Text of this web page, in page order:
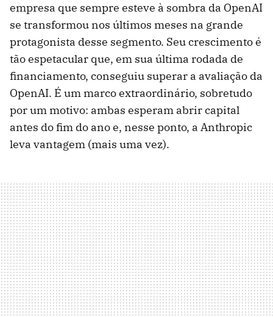
empresa que sempre esteve à sombra da OpenAI
se transformou nos últimos meses na grande
protagonista desse segmento. Seu crescimento é
tão espetacular que, em sua última rodada de
financiamento, conseguiu superar a avaliação da
OpenAI. É um marco extraordinário, sobretudo
por um motivo: ambas esperam abrir capital
antes do fim do ano e, nesse ponto, a Anthropic
leva vantagem (mais uma vez).